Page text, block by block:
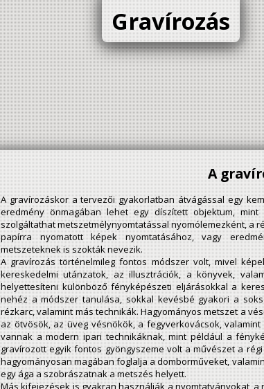
Gravírozás
A
A gravírozáskor a tervezői gyakorlatban átvágással egy
eredmény önmagában lehet egy díszített objektum,
szolgáltathat metszetmélynyomtatással nyomólemezként, a
papírra nyomatott képek nyomtatásához, vagy
metszeteknek is szokták nevezik.
A gravírozás történelmileg fontos módszer volt, mivel
kereskedelmi utánzatok, az illusztrációk, a könyvek,
helyettesíteni különböző fényképészeti eljárásokkal a
nehéz a módszer tanulása, sokkal kevésbé gyakori a
rézkarc, valamint más technikák. Hagyományos metszet a
az ötvösök, az üveg vésnökök, a fegyverkovácsok,
vannak a modern ipari technikáknak, mint például a
gravírozott egyik fontos gyöngyszeme volt a művészet a
hagyományosan magában foglalja a domborműveket,
egy ága a szobrászatnak a metszés helyett.
Más kifejezések is gyakran használják a nyomtatványokat,